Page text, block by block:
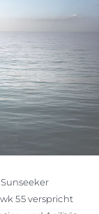
55 verspricht